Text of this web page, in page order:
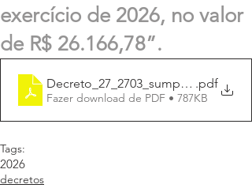
exercício de 2026, no valor
de R$ 26.166,78”.
.pdf
Fazer download de PDF • 787KB
Tags:
2026
decretos